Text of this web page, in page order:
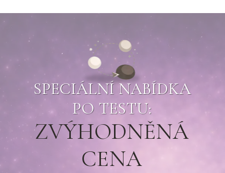
SPECIÁLNÍ NABÍDKA
PO TESTU:
ZVÝHODNĚNÁ
CENA